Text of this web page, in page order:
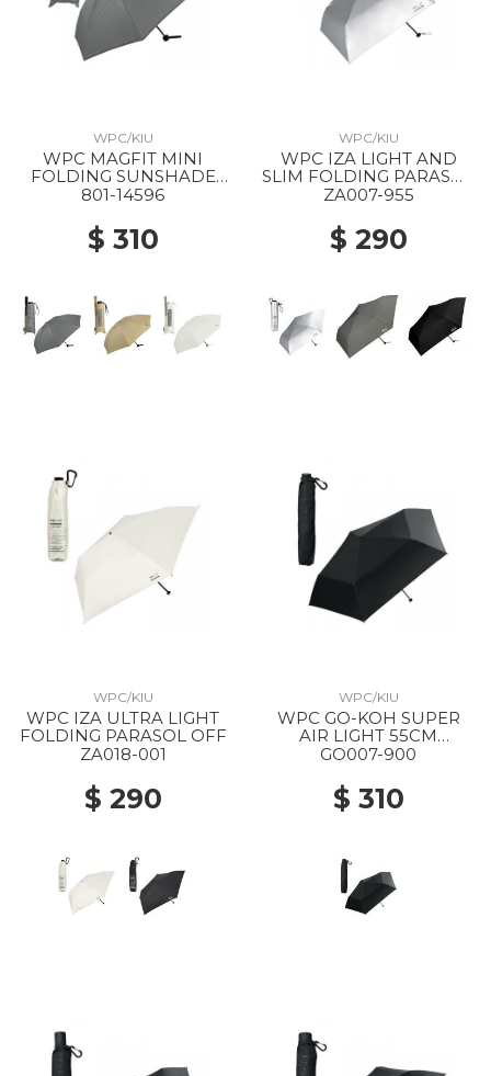
WPC/KIU
WPC MAGFIT MINI
FOLDING SUNSHADE
PARASOL GRAY
801-14596
$ 310
WPC/KIU
WPC IZA LIGHT AND
SLIM FOLDING PARASOL
955 SILVER
ZA007-955
$ 290
WPC/KIU
WPC IZA ULTRA LIGHT
FOLDING PARASOL OFF
ZA018-001
$ 290
WPC/KIU
WPC GO-KOH SUPER
AIR LIGHT 55CM
FOLDING PARASOL 900
GO007-900
$ 310